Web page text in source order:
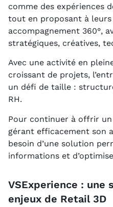
comme des expériences
tout en proposant à
accompagnement 360°,
stratégiques, créatives,
Avec une activité en
croissant de projets,
un défi de taille :
RH.
Pour continuer à offrir
gérant efficacement son
besoin d’une solution
informations et
VSExperience : une
enjeux de Retail 3D